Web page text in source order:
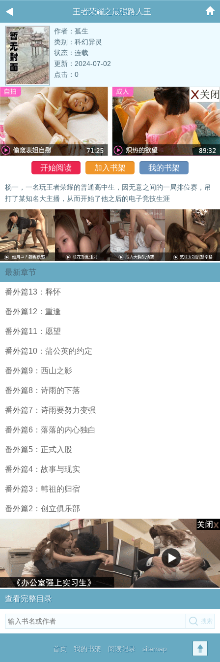
王者荣耀之最强路人王
作者：孤生
类别：科幻异灵
状态：连载
更新：2024-07-02
点击：0
开始阅读 加入书架 我的书架
杨一，一名玩王者荣耀的普通高中生，因无意之间的一局排位赛，吊
打了某知名大主播，从而开始了他之后的电子竞技生涯
最新章节
番外篇13：释怀
番外篇12：重逢
番外篇11：愿望
番外篇10：蒲公英的约定
番外篇9：西山之影
番外篇8：诗雨的下落
番外篇7：诗雨要努力变强
番外篇6：落落的内心独白
番外篇5：正式入股
番外篇4：故事与现实
番外篇3：韩祖的归宿
番外篇2：创立俱乐部
查看完整目录
首页 我的书架 阅读记录 sitemap